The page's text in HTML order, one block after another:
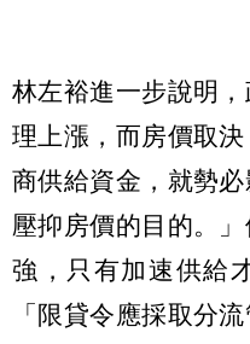
林左裕進一步說明
理上漲，而房價取
商供給資金，就勢
壓抑房價的目的。
強，只有加速供給
「限貸令應採取分